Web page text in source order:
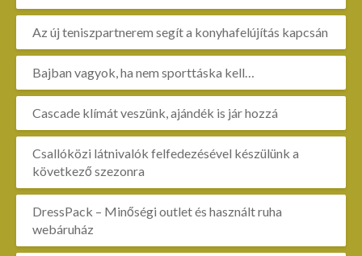
Az új teniszpartnerem segít a konyhafelújítás kapcsán
Bajban vagyok, ha nem sporttáska kell…
Cascade klímát veszünk, ajándék is jár hozzá
Csallóközi látnivalók felfedezésével készülünk a
következő szezonra
DressPack – Minőségi outlet és használt ruha
webáruház